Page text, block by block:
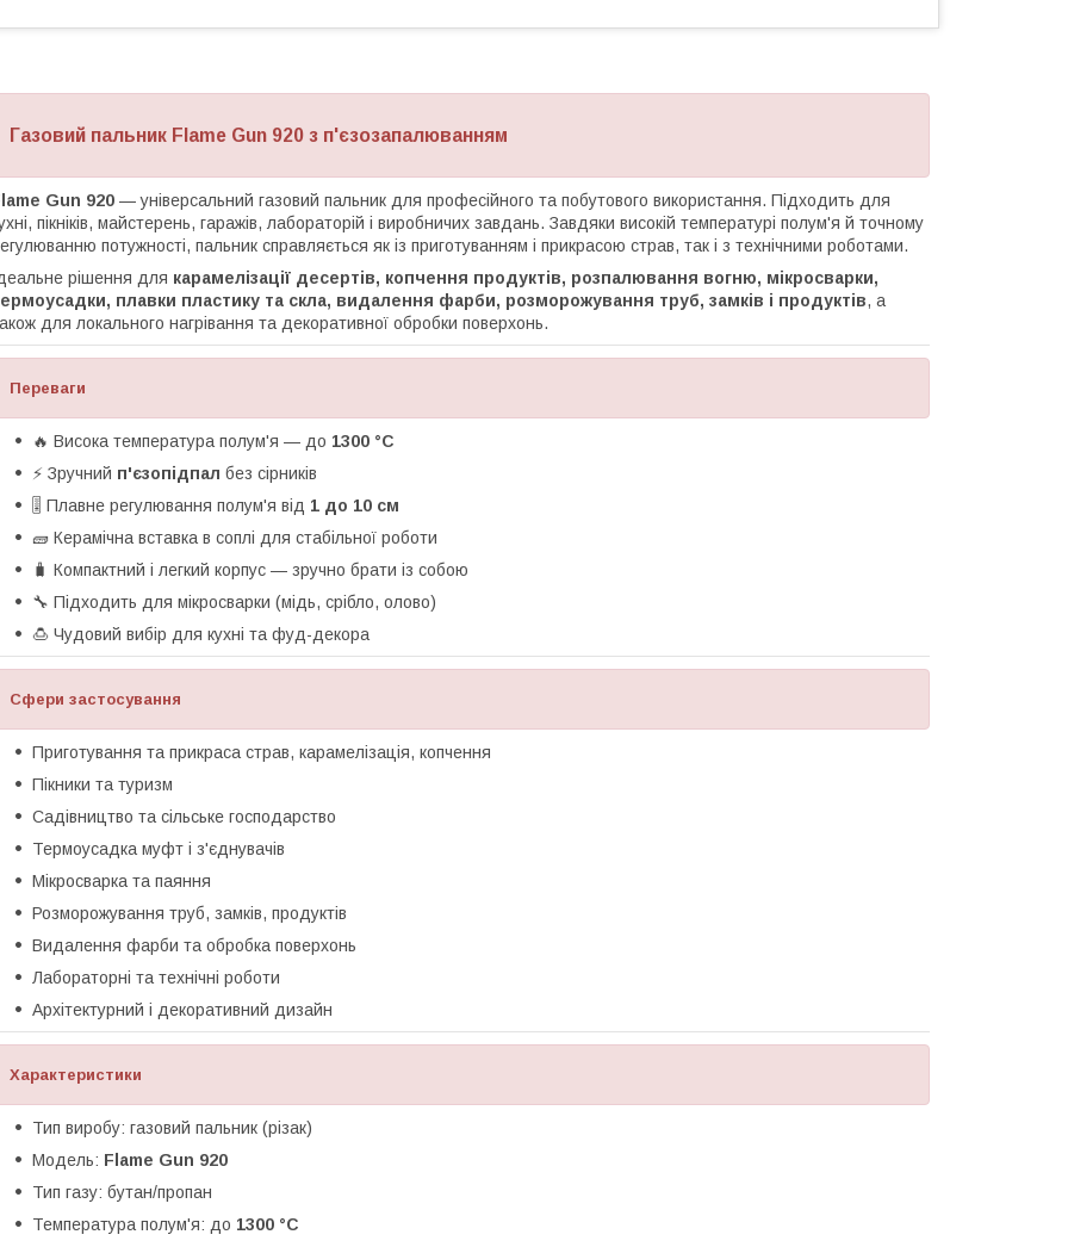
Газовий пальник Flame Gun 920 з п'єзозапалюванням
Gun 920 — універсальний газовий пальник для професійного та побутового використання. Підходить для
пікніків, майстерень, гаражів, лабораторій і виробничих завдань. Завдяки високій температурі полум'я й точному
потужності, пальник справляється як із приготуванням і прикрасою страв, так і з технічними роботами.
рішення для карамелізації десертів, копчення продуктів, розпалювання вогню, мікросварки,
плавки пластику та скла, видалення фарби, розморожування труб, замків і продуктів, а
для локального нагрівання та декоративної обробки поверхонь.
Переваги
🔥 Висока температура полум'я — до 1300 °C
⚡ Зручний п'єзопідпал без сірників
🎚 Плавне регулювання полум'я від 1 до 10 см
🧱 Керамічна вставка в соплі для стабільної роботи
🧳 Компактний і легкий корпус — зручно брати із собою
🔧 Підходить для мікросварки (мідь, срібло, олово)
🍮 Чудовий вибір для кухні та фуд-декора
Сфери застосування
Приготування та прикраса страв, карамелізація, копчення
Пікники та туризм
Садівництво та сільське господарство
Термоусадка муфт і з'єднувачів
Мікросварка та паяння
Розморожування труб, замків, продуктів
Видалення фарби та обробка поверхонь
Лабораторні та технічні роботи
Архітектурний і декоративний дизайн
Характеристики
Тип виробу: газовий пальник (різак)
Модель: Flame Gun 920
Тип газу: бутан/пропан
Температура полум'я: до 1300 °C